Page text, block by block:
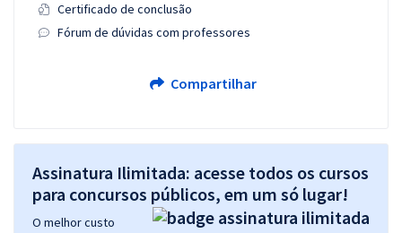
Certificado de conclusão
Fórum de dúvidas com professores
Compartilhar
Assinatura Ilimitada: acesse todos os cursos
para concursos públicos, em um só lugar!
O melhor custo